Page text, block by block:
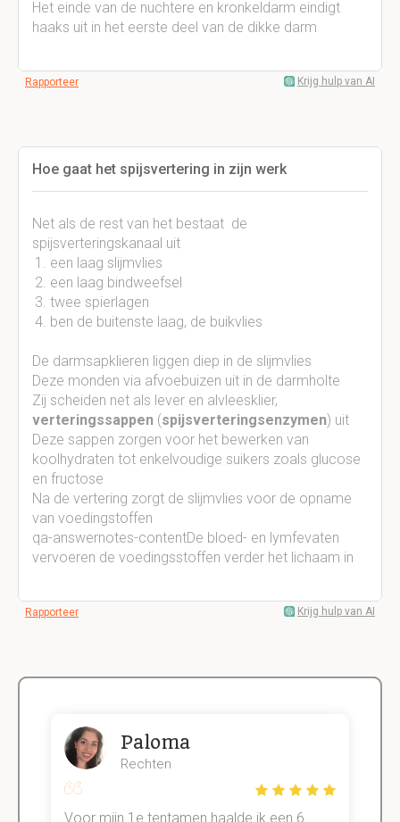
Het einde van de nuchtere en kronkeldarm eindigt
haaks uit in het eerste deel van de dikke darm
Rapporteer Krijg hulp van AI
Hoe gaat het spijsvertering in zijn werk
Net als de rest van het bestaat de
spijsverteringskanaal uit
een laag slijmvlies
een laag bindweefsel
twee spierlagen
ben de buitenste laag, de buikvlies
De darmsapklieren liggen diep in de slijmvlies
Deze monden via afvoebuizen uit in de darmholte
Zij scheiden net als lever en alvleesklier,
verteringssappen (spijsverteringsenzymen) uit
Deze sappen zorgen voor het bewerken van
koolhydraten tot enkelvoudige suikers zoals glucose
en fructose
Na de vertering zorgt de slijmvlies voor de opname
van voedingstoffen
qa-answernotes-contentDe bloed- en lymfevaten
vervoeren de voedingsstoffen verder het lichaam in
Rapporteer Krijg hulp van AI
Paloma
Rechten
Voor mijn 1e tentamen haalde ik een 6.